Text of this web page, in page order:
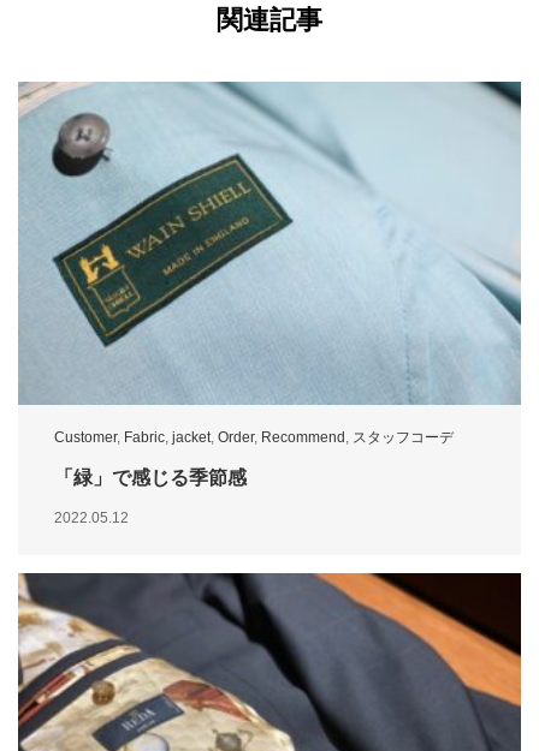
関連記事
Customer, Fabric, jacket, Order, Recommend , スタッフコーデ
「緑」で感じる季節感
2022.05.12